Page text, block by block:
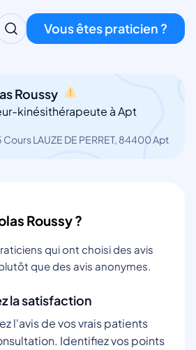
Vous êtes praticien ?
Roussy
kinésithérapeute à Apt
Cours LAUZE DE PERRET, 84400 Apt
Roussy ?
qui ont choisi des avis
que des avis anonymes.
la satisfaction
l'avis de vos vrais patients
Identifiez vos points